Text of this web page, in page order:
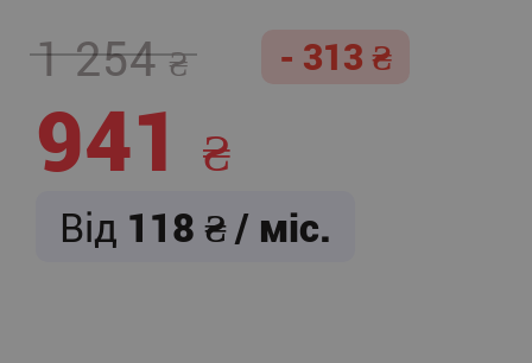
1 254 - 313
941
Від 118 / міс.